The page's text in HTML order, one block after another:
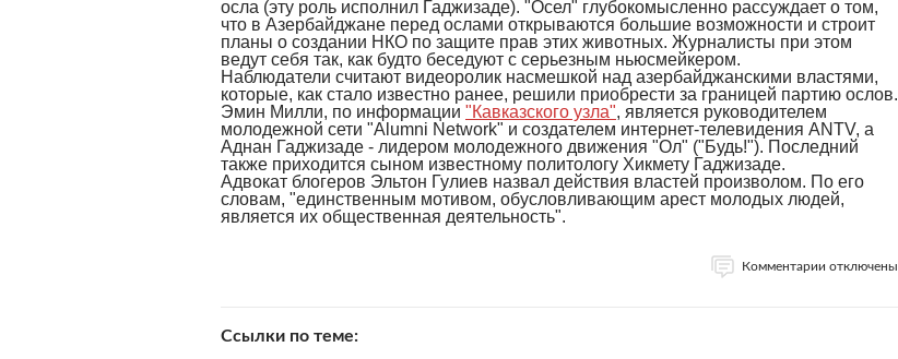
осла (эту роль исполнил Гаджизаде). "Осел" глубокомысленно рассуждает о том,
что в Азербайджане перед ослами открываются большие возможности и строит
планы о создании НКО по защите прав этих животных. Журналисты при этом
ведут себя так, как будто беседуют с серьезным ньюсмейкером.
Наблюдатели считают видеоролик насмешкой над азербайджанскими властями,
которые, как стало известно ранее, решили приобрести за границей партию ослов.
Эмин Милли, по информации "Кавказского узла", является руководителем
молодежной сети "Alumni Network" и создателем интернет-телевидения ANTV, а
Аднан Гаджизаде - лидером молодежного движения "Ол" ("Будь!"). Последний
также приходится сыном известному политологу Хикмету Гаджизаде.
Адвокат блогеров Эльтон Гулиев назвал действия властей произволом. По его
словам, "единственным мотивом, обусловливающим арест молодых людей,
является их общественная деятельность".
Комментарии отключены
Ссылки по теме